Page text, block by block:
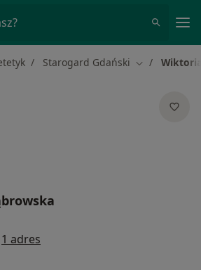
Starogard Gdański Zmień miasto
1 adres